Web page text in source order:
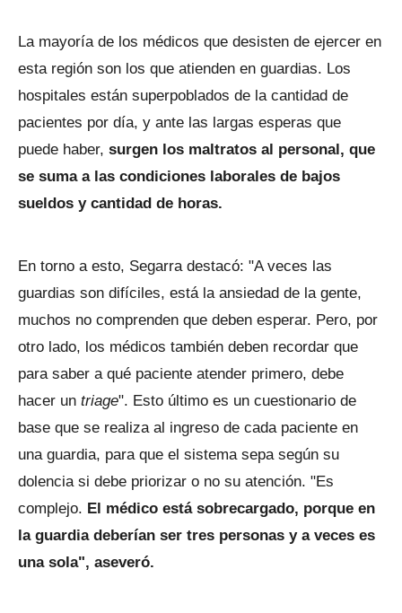
La mayoría de los médicos que desisten de ejercer en
esta región son los que atienden en guardias. Los
hospitales están superpoblados de la cantidad de
pacientes por día, y ante las largas esperas que
puede haber, surgen los maltratos al personal, que
se suma a las condiciones laborales de bajos
sueldos y cantidad de horas.
En torno a esto, Segarra destacó: "A veces las
guardias son difíciles, está la ansiedad de la gente,
muchos no comprenden que deben esperar. Pero, por
otro lado, los médicos también deben recordar que
para saber a qué paciente atender primero, debe
hacer un triage". Esto último es un cuestionario de
base que se realiza al ingreso de cada paciente en
una guardia, para que el sistema sepa según su
dolencia si debe priorizar o no su atención. "Es
complejo. El médico está sobrecargado, porque en
la guardia deberían ser tres personas y a veces es
una sola", aseveró.